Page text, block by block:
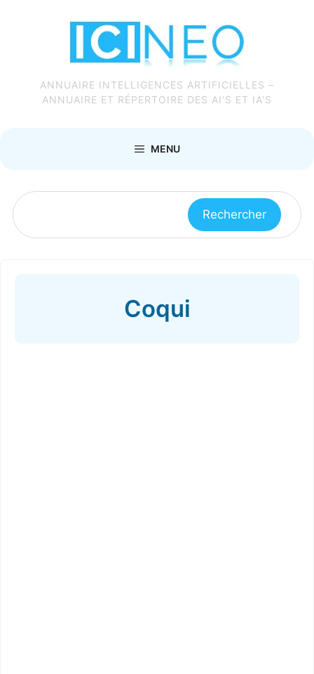
ANNUAIRE INTELLIGENCES ARTIFICIELLES –
ANNUAIRE ET RÉPERTOIRE DES AI'S ET IA'S
MENU
Coqui